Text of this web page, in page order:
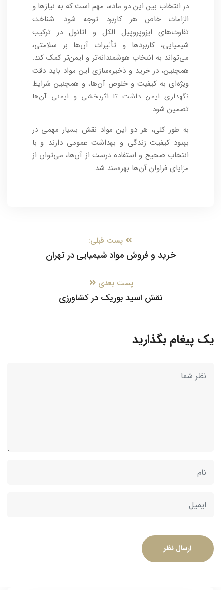
در انتخاب بین این دو ماده، مهم است که به نیازها و
الزامات خاص هر کاربرد توجه شود. شناخت
تفاوت‌های ایزوپروپیل الکل و اتانول در ترکیب
شیمیایی، کاربردها و تأثیرات آن‌ها بر سلامتی،
می‌تواند به انتخاب هوشمندانه‌تر و ایمن‌تر کمک کند.
همچنین، در خرید و ذخیره‌سازی این مواد باید دقت
ویژه‌ای به کیفیت و خلوص آن‌ها، و همچنین شرایط
نگهداری ایمن داشت تا اثربخشی و ایمنی آن‌ها
تضمین شود.
به طور کلی، هر دو این مواد نقش بسیار مهمی در
بهبود کیفیت زندگی و بهداشت عمومی دارند و با
انتخاب صحیح و استفاده درست از آن‌ها، می‌توان از
مزایای فراوان آن‌ها بهره‌مند شد.
پست قبلی:
خرید و فروش مواد شیمیایی در تهران
پست بعدی
نقش اسید بوریک در کشاورزی
یک پیغام بگذارید
ارسال نظر